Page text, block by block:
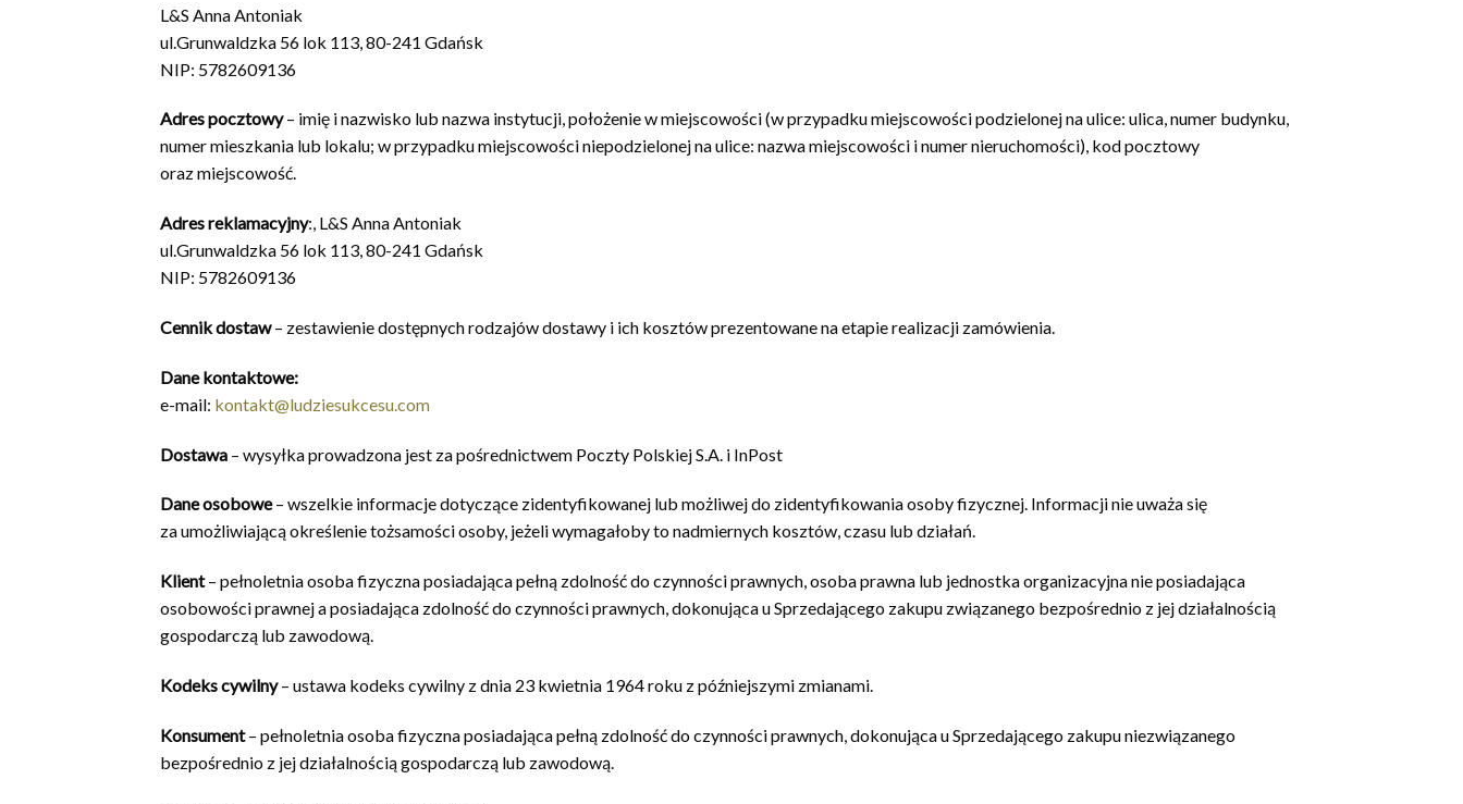
L&S Anna Antoniak
ul.Grunwaldzka 56 lok 113, 80-241 Gdańsk
NIP: 5782609136
Adres pocztowy– imię i nazwisko lub nazwa instytucji, położenie w miejscowości (w przypadku miejscowości podzielonej na ulice: ulica, numer budynku,
numer mieszkania lub lokalu; w przypadku miejscowości niepodzielonej na ulice: nazwa miejscowości i numer nieruchomości), kod pocztowy
oraz miejscowość.
Adres reklamacyjny:, L&S Anna Antoniak
ul.Grunwaldzka 56 lok 113, 80-241 Gdańsk
NIP: 5782609136
Cennik dostaw– zestawienie dostępnych rodzajów dostawy i ich kosztów prezentowane na etapie realizacji zamówienia.
Dane kontaktowe:
e-mail: kontakt@ludziesukcesu.com
Dostawa – wysyłka prowadzona jest za pośrednictwem Poczty Polskiej S.A. i InPost
Dane osobowe– wszelkie informacje dotyczące zidentyfikowanej lub możliwej do zidentyfikowania osoby fizycznej. Informacji nie uważa się
za umożliwiającą określenie tożsamości osoby, jeżeli wymagałoby to nadmiernych kosztów, czasu lub działań.
Klient– pełnoletnia osoba fizyczna posiadająca pełną zdolność do czynności prawnych, osoba prawna lub jednostka organizacyjna nie posiadająca
osobowości prawnej a posiadająca zdolność do czynności prawnych, dokonująca u Sprzedającego zakupu związanego bezpośrednio z jej działalnością
gospodarczą lub zawodową.
Kodeks cywilny– ustawa kodeks cywilny z dnia 23 kwietnia 1964 roku z późniejszymi zmianami.
Konsument– pełnoletnia osoba fizyczna posiadająca pełną zdolność do czynności prawnych, dokonująca u Sprzedającego zakupu niezwiązanego
bezpośrednio z jej działalnością gospodarczą lub zawodową.